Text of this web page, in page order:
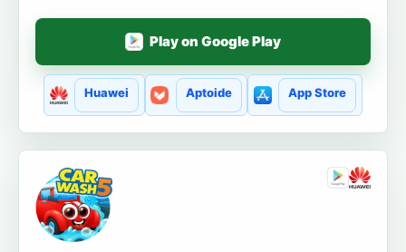
Play on Google Play
Huawei Aptoide App Store